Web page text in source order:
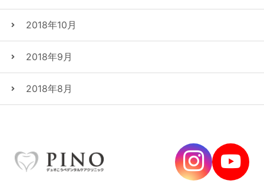
2018年10月
2018年9月
2018年8月